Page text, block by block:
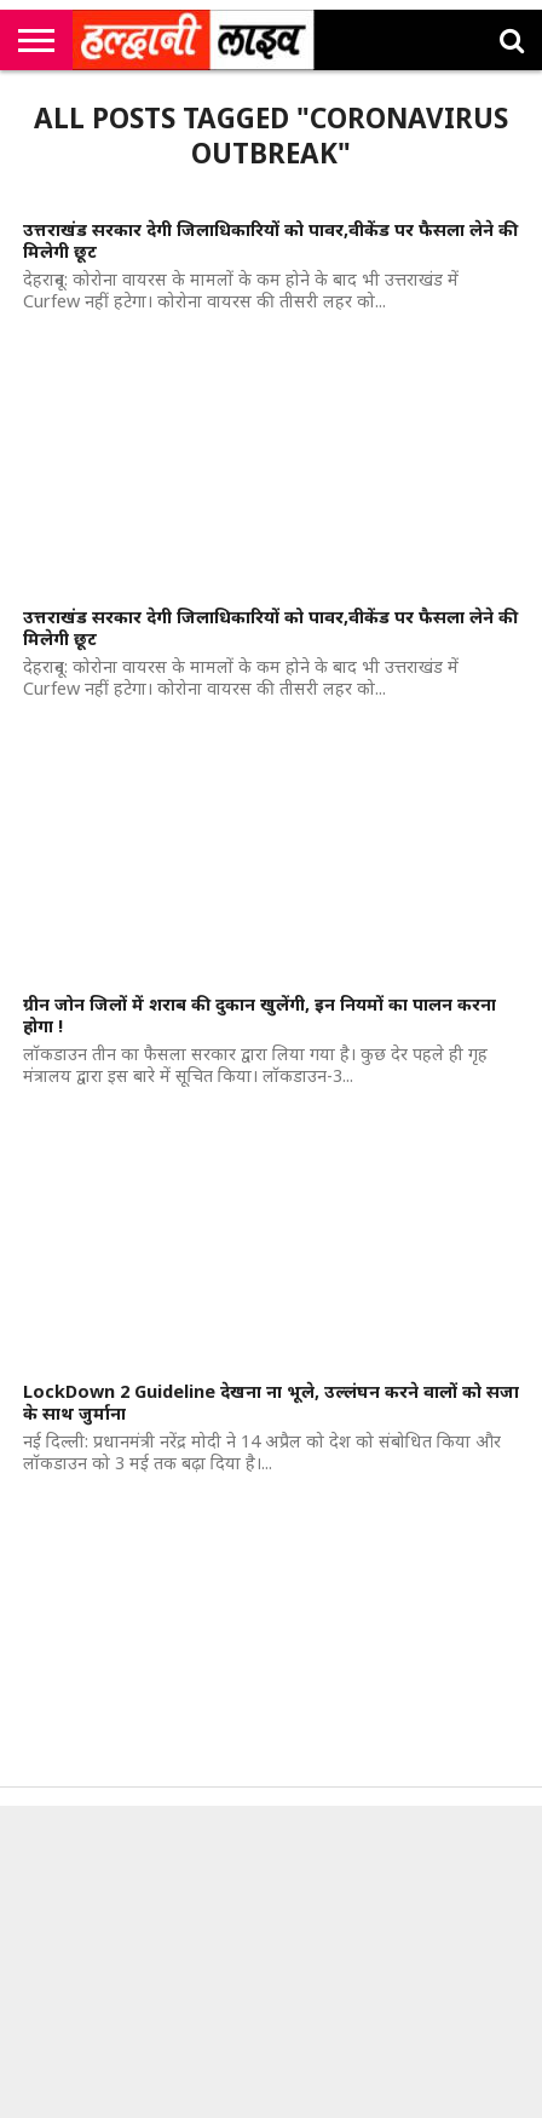
सी
एम
कॉर्नर
उत्तराखंड
न्यूज़
खेल
मनोरंजन
सम्पादकीय
जॉब
अलर्ट्स
ALL POSTS TAGGED "CORONAVIRUS
OUTBREAK"
उत्तराखंड सरकार देगी जिलाधिकारियों को पावर,वीकेंड पर फैसला लेने की
मिलेगी छूट
देहरादून: कोरोना वायरस के मामलों के कम होने के बाद भी उत्तराखंड में
Curfew नहीं हटेगा। कोरोना वायरस की तीसरी लहर को...
उत्तराखंड सरकार देगी जिलाधिकारियों को पावर,वीकेंड पर फैसला लेने की
मिलेगी छूट
देहरादून: कोरोना वायरस के मामलों के कम होने के बाद भी उत्तराखंड में
Curfew नहीं हटेगा। कोरोना वायरस की तीसरी लहर को...
ग्रीन जोन जिलों में शराब की दुकान खुलेंगी, इन नियमों का पालन करना
होगा !
लॉकडाउन तीन का फैसला सरकार द्वारा लिया गया है। कुछ देर पहले ही गृह
मंत्रालय द्वारा इस बारे में सूचित किया। लॉकडाउन-3...
LockDown 2 Guideline देखना ना भूले, उल्लंघन करने वालों को सजा
के साथ जुर्माना
नई दिल्ली: प्रधानमंत्री नरेंद्र मोदी ने 14 अप्रैल को देश को संबोधित किया और
लॉकडाउन को 3 मई तक बढ़ा दिया है।...